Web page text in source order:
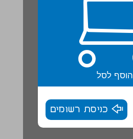
הוסף לסל
כניסת רשומים